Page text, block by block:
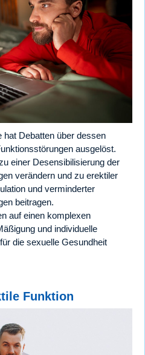
hat Debatten über dessen
ausgelöst.
einer Desensibilisierung der
verändern und zu erektiler
und verminderter
beitragen.
auf einen komplexen
und individuelle
die sexuelle Gesundheit
Funktion